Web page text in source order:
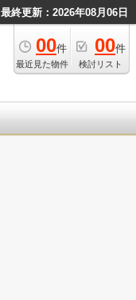
最終更新：2026年08月06日
00件
最近見た物件
00件
検討リスト